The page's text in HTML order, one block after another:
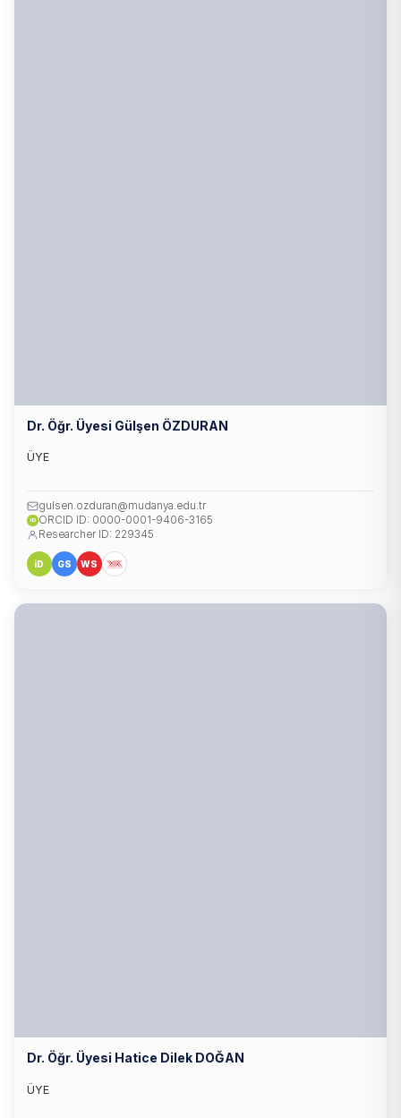
Dr. Öğr. Üyesi Gülşen ÖZDURAN
ÜYE
gulsen.ozduran@mudanya.edu.tr
iD ORCID ID: 0000-0001-9406-3165
Researcher ID: 229345
iD GS WS
Dr. Öğr. Üyesi Hatice Dilek DOĞAN
ÜYE